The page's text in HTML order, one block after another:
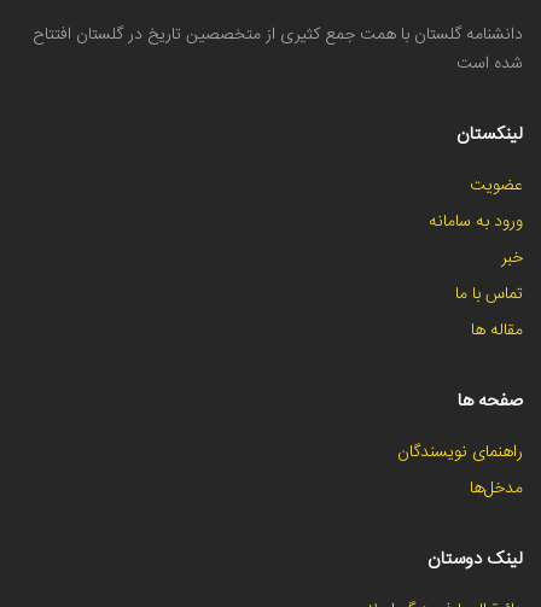
دانشنامه گلستان با همت جمع کثیری از متخصصین تاریخ در گلستان افتتاح
شده است
لینکستان
عضویت
ورود به سامانه
خبر
تماس با ما
مقاله ها
صفحه ها
راهنمای نویسندگان
مدخل‌ها
لینک دوستان